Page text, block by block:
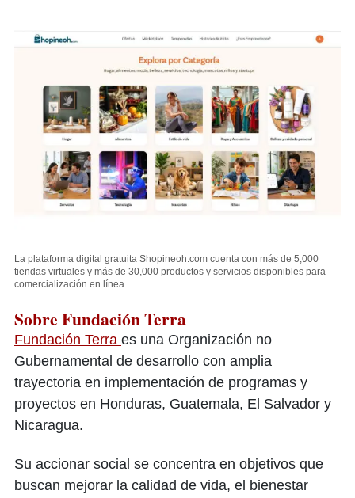
La plataforma digital gratuita Shopineoh.com cuenta con más de 5,000
tiendas virtuales y más de 30,000 productos y servicios disponibles para
comercialización en línea.
Sobre Fundación Terra
Fundación Terra es una Organización no
Gubernamental de desarrollo con amplia
trayectoria en implementación de programas y
proyectos en Honduras, Guatemala, El Salvador y
Nicaragua.
Su accionar social se concentra en objetivos que
buscan mejorar la calidad de vida, el bienestar